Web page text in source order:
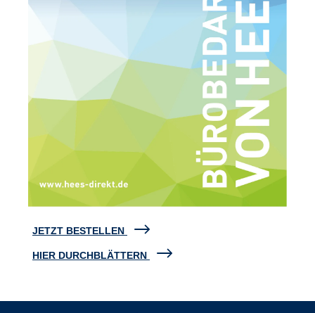
JETZT BESTELLEN
HIER DURCHBLÄTTERN